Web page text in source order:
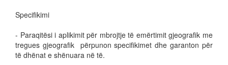
Specifikimi
- Paraqitësi i aplikimit për mbrojtje të emërtimit gjeografik me
tregues gjeografik përpunon specifikimet dhe garanton për
të dhënat e shënuara në të.